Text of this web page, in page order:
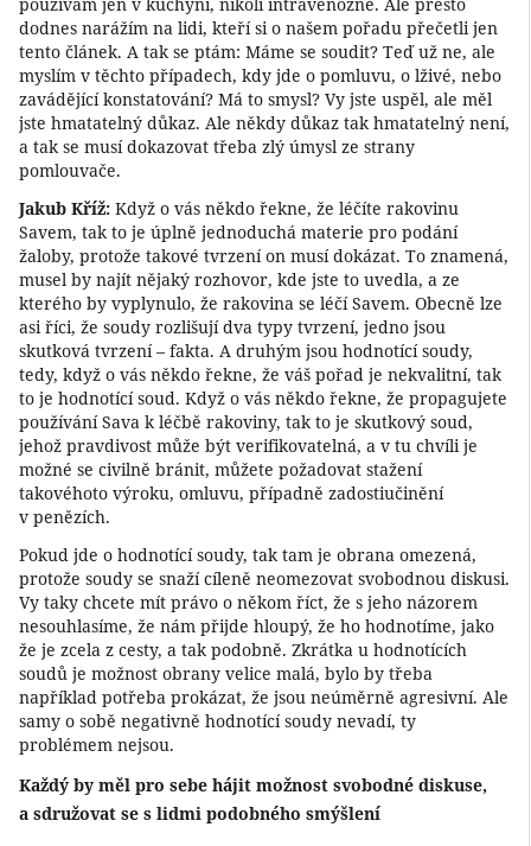
používám jen v kuchyni, nikoli intravenózně. Ale přesto
dodnes narážím na lidi, kteří si o našem pořadu přečetli jen
tento článek. A tak se ptám: Máme se soudit? Teď už ne, ale
myslím v těchto případech, kdy jde o pomluvu, o lživé, nebo
zavádějící konstatování? Má to smysl? Vy jste uspěl, ale měl
jste hmatatelný důkaz. Ale někdy důkaz tak hmatatelný není,
a tak se musí dokazovat třeba zlý úmysl ze strany
pomlouvače.
Jakub Kříž: Když o vás někdo řekne, že léčíte rakovinu
Savem, tak to je úplně jednoduchá materie pro podání
žaloby, protože takové tvrzení on musí dokázat. To znamená,
musel by najít nějaký rozhovor, kde jste to uvedla, a ze
kterého by vyplynulo, že rakovina se léčí Savem. Obecně lze
asi říci, že soudy rozlišují dva typy tvrzení, jedno jsou
skutková tvrzení – fakta. A druhým jsou hodnotící soudy,
tedy, když o vás někdo řekne, že váš pořad je nekvalitní, tak
to je hodnotící soud. Když o vás někdo řekne, že propagujete
používání Sava k léčbě rakoviny, tak to je skutkový soud,
jehož pravdivost může být verifikovatelná, a v tu chvíli je
možné se civilně bránit, můžete požadovat stažení
takovéhoto výroku, omluvu, případně zadostiučinění
v penězích.
Pokud jde o hodnotící soudy, tak tam je obrana omezená,
protože soudy se snaží cíleně neomezovat svobodnou diskusi.
Vy taky chcete mít právo o někom říct, že s jeho názorem
nesouhlasíme, že nám přijde hloupý, že ho hodnotíme, jako
že je zcela z cesty, a tak podobně. Zkrátka u hodnotících
soudů je možnost obrany velice malá, bylo by třeba
například potřeba prokázat, že jsou neúměrně agresivní. Ale
samy o sobě negativně hodnotící soudy nevadí, ty
problémem nejsou.
Každý by měl pro sebe hájit možnost svobodné diskuse,
a sdružovat se s lidmi podobného smýšlení